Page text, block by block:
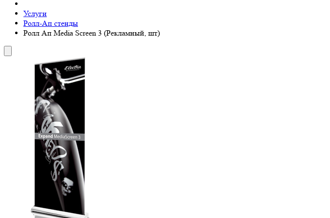
Услуги
Ролл-Ап стенды
Ролл Ап Media Screen 3 (Рекламный, шт)